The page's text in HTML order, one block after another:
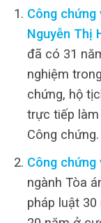
Công chứng
Nguyễn Thị
đã có 31
nghiệm
chứng, hộ
trực tiếp
Công chứng.
Công chứng
ngành Tòa
pháp luật